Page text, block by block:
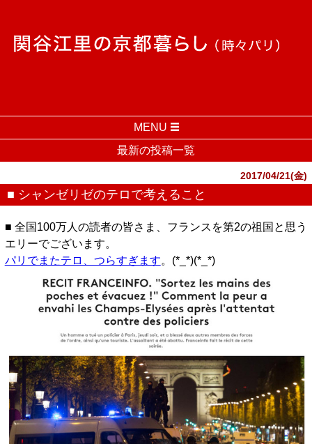
MENU
最新の投稿一覧
2017/04/21(金)
■ シャンゼリゼのテロで考えること
■ 全国100万人の読者の皆さま、フランスを第2の祖国と思う
エリーでございます。
パリでまたテロ、つらすぎます。(*_*)(*_*)